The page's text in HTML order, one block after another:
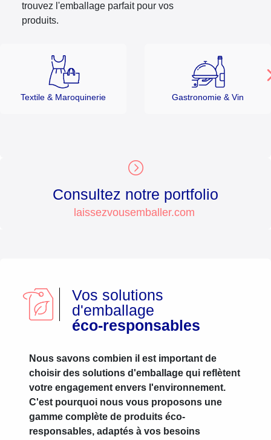
trouvez l'emballage parfait pour vos
produits.
Textile & Maroquinerie Gastronomie & Vin
Consultez notre portfolio
laissezvousemballer.com
Vos solutions
d'emballage
éco-responsables
Nous savons combien il est important de
choisir des solutions d'emballage qui reflètent
votre engagement envers l'environnement.
C'est pourquoi nous vous proposons une
gamme complète de produits éco-
responsables, adaptés à vos besoins